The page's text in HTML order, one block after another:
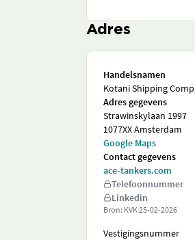
Adres
Handelsnamen
Kotani Shipping
Adres gegevens
Strawinskylaan 1997
1077XX Amsterdam
Google Maps
Contact gegevens
ace-tankers.com
Telefoonnummer
Linkedin
Bron: KVK25-02-2026
Vestigingsnummer